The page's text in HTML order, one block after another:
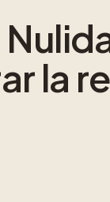
la